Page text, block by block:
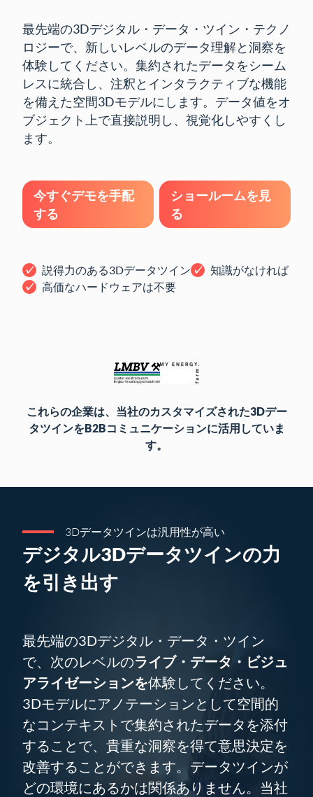
最先端の3Dデジタル・データ・ツイン・テクノ
ロジーで、新しいレベルのデータ理解と洞察を
体験してください。集約されたデータをシーム
レスに統合し、注釈とインタラクティブな機能
を備えた空間3Dモデルにします。データ値をオ
ブジェクト上で直接説明し、視覚化しやすくし
ます。
今すぐデモを手配
する
ショールームを見
る
説得力のある3Dデータツイン
知識がなければ
高価なハードウェアは不要
これらの企業は、当社のカスタマイズされた3Dデー
タツインをB2Bコミュニケーションに活用していま
す。
3Dデータツインは汎用性が高い
デジタル3Dデータツインの力
を引き出す
最先端の3Dデジタル・データ・ツイン
で、次のレベルのライブ・データ・ビジュ
アライゼーションを体験してください。
3Dモデルにアノテーションとして空間的
なコンテキストで集約されたデータを添付
することで、貴重な洞察を得て意思決定を
改善することができます。データツインが
どの環境にあるかは関係ありません。当社